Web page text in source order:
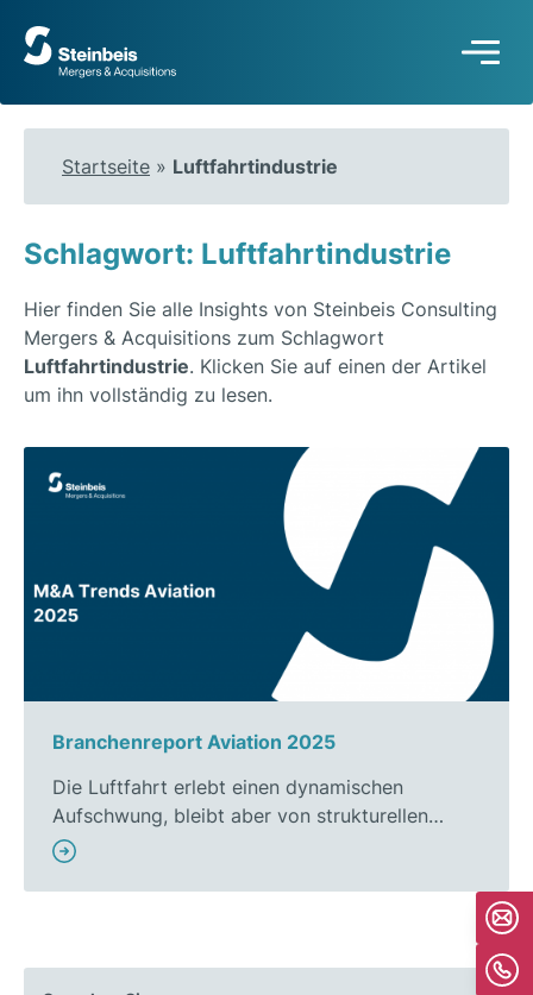
Zur
Startseite
Startseite » Luftfahrtindustrie
Schlagwort: Luftfahrtindustrie
Hier finden Sie alle Insights von Steinbeis Consulting
Mergers & Acquisitions zum Schlagwort
Luftfahrtindustrie. Klicken Sie auf einen der Artikel
um ihn vollständig zu lesen.
Branchenreport Aviation 2025
Die Luftfahrt erlebt einen dynamischen
Aufschwung, bleibt aber von strukturellen…